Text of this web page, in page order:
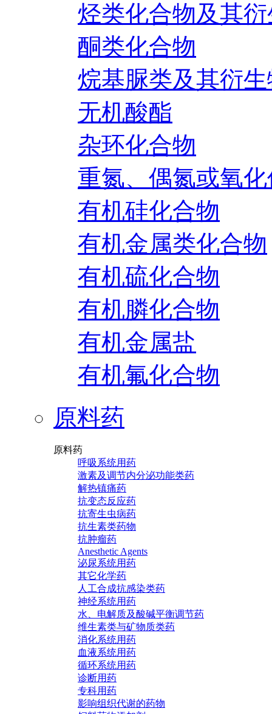
烃类化合物及其
酮类化合物
烷基脲类及其衍
无机酸酯
杂环化合物
重氮、偶氮或氧
有机硅化合物
有机金属类化合物
有机硫化合物
有机膦化合物
有机金属盐
有机氟化合物
原料药
原料药
呼吸系统用药
激素及调节内分泌功能类药
解热镇痛药
抗变态反应药
抗寄生虫病药
抗生素类药物
抗肿瘤药
Anesthetic Agents
泌尿系统用药
其它化学药
人工合成抗感染类药
神经系统用药
水、电解质及酸碱平衡调节药
维生素类与矿物质类药
消化系统用药
血液系统用药
循环系统用药
诊断用药
专科用药
影响组织代谢的药物